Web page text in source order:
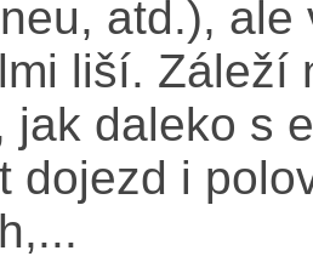
atd.),
liší. Záleží
jak daleko s
dojezd i